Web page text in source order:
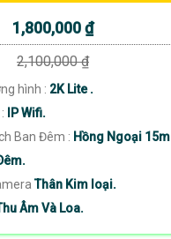
1,800,000 ₫
2,100,000 ₫
hình : 2K Lite .
IP Wifi.
Ban Đêm : Hồng Ngoại 15m
Thân Kim loại.
Âm Và Loa.